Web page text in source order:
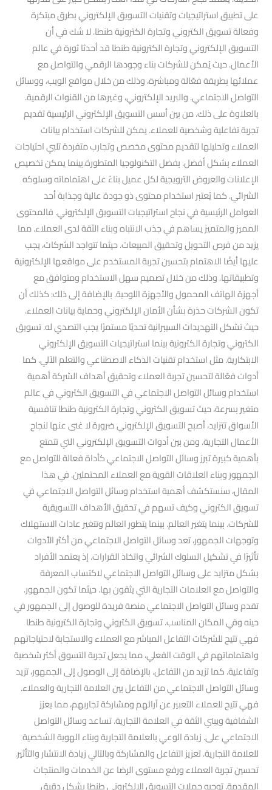
على تطبيق استراتيجيات وتقنيات التسويق الإلكتروني بطرق مبتكرة
وفعالة تسويق الكتروني وتجارة الكترونية طنطا. لا شك في أن
التسويق الإلكتروني وتجارة الكترونية طنطا قد أحدثا ثورة في عالم
الأعمال. حيث يُمكن للشركات بناء وجودها الرقمي والتواصل مع
عملائها بطريقة فعّالة ومباشرة، وذلك من خلال مواقع الويب، ووسائل
التواصل الاجتماعي. والبريد الإلكتروني، وغيرها من القنوات الرقمية.
بالعلاوة على ذلك. من بين أسس التسويق الإلكتروني الرئيسية تقديم
تجربة تفاعلية وشخصية للعملاء. يمكن للشركات استخدام بيانات
العملاء وتحليلها لتقديم محتوى مخصص وتجارب متفردة تلبي احتياجات
العملاء بشكل أفضل. بفضل التكنولوجيا المتطورة.بينما يمكن تخصيص
الإعلانات والعروض الترويجية لكل عميل بناءً على اهتماماته وسلوكه
الشرائي. كما يُعتبر استخدام محتوى ذو جودة عالية وجذابة أحد
العوامل الرئيسية في نجاح استراتيجيات التسويق الإلكتروني. فالمحتوى
المميز والمتميز يساهم في جذب الانتباه وبناء الثقة لدى العملاء. مما
يزيد من فرص التحويل وتحقيق المبيعات. حيثما تتواجد الشركات، يجب
عليها أيضًا الاهتمام بتحسين تجربة المستخدم على مواقعها الإلكترونية
وتطبيقاتها. وذلك من خلال تصميم سهل الاستخدام ومتوافق مع
أجهزة الهاتف المحمول والأجهزة اللوحية. بالإضافة إلى ذلك: كذلك أن
تكون الشركات حذرة بشأن الأمان الإلكتروني وحماية بيانات العملاء.
حيث تشكل التهديدات السيبرانية تحديًا مستمرًا يجب التصدي له. تسويق
الكتروني وتجارة الكترونية بينما استراتيجيات التسويق الإلكتروني
الابتكارية. مثل استخدام تقنيات الذكاء الاصطناعي والتعلم الآلي. كما
أدوات فعّالة لتحسين تجربة العملاء وتحقيق أهداف الشركة أهمية
استخدام وسائل التواصل الاجتماعي في التسويق الكتروني في عالم
متغير بسرعة، حيث تسويق الكتروني وتجارة الكترونية طنطا تنافسية
الأسواق تتزايد، أصبح التسويق الإلكتروني ضرورة لا غنى عنها لنجاح
الأعمال التجارية. ومن بين أدوات التسويق الإلكتروني التي تتمتع
بأهمية كبيرة تبرز وسائل التواصل الاجتماعي كأداة فعالة للتواصل مع
الجمهور وبناء العلاقات القوية مع العملاء المحتملين. في هذا
المقال، سنستكشف أهمية استخدام وسائل التواصل الاجتماعي في
تسويق الكتروني وكيف تسهم في تحقيق الأهداف التسويقية
للشركات. بينما يتغير العالم. بينما يتطور العالم وتتغير عادات الاستهلاك
وتوجهات الجمهور، تعد وسائل التواصل الاجتماعي من أكثر الأدوات
تأثيرًا في تشكيل السلوك الشرائي واتخاذ القرارات. إذ يعتمد الأفراد
بشكل متزايد على وسائل التواصل الاجتماعي لاكتساب المعرفة
والتواصل مع العلامات التجارية التي يثقون بها. حيثما تكون الجمهور.
تقدم وسائل التواصل الاجتماعي منصة فريدة للوصول إلى الجمهور في
حينه وفي المكان المناسب. تسويق الكتروني وتجارة الكترونية طنطا
فهي تتيح للشركات التفاعل المباشر مع العملاء والاستجابة لاحتياجاتهم
واهتماماتهم في الوقت الفعلي، مما يجعل تجربة التسوق أكثر شخصية
وتفاعلية. كما تزيد من التفاعل. بالإضافة إلى الوصول إلى الجمهور، تزيد
وسائل التواصل الاجتماعي من التفاعل بين العلامة التجارية والعملاء.
فهي تتيح للعملاء التعبير عن آرائهم ومشاركة تجاربهم، مما يعزز
الشفافية ويبني الثقة في العلامة التجارية. تساعد وسائل التواصل
الاجتماعي على. زيادة الوعي بالعلامة التجارية وبناء الهوية الشخصية
للعلامة التجارية. تعزيز التفاعل والمشاركة وبالتالي زيادة الانتشار والتأثير.
تحسين تجربة العملاء ورفع مستوى الرضا عن الخدمات والمنتجات
المقدمة. توجيه حملات التسويق الإلكتروني طنطا بشكل دقيق